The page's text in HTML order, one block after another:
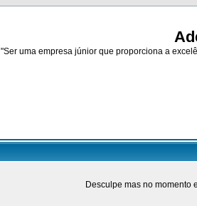
"Ser uma empresa júnior que proporciona a
Desculpe mas no momento